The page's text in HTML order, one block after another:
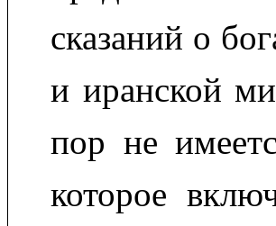
сказаний о
и иранской
пор не
которое